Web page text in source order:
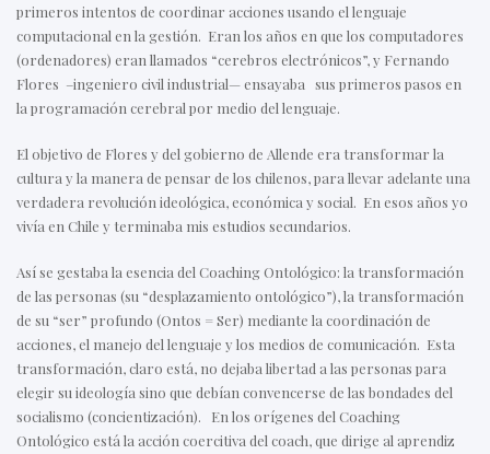
primeros intentos de coordinar acciones usando el lenguaje
computacional en la gestión. Eran los años en que los computadores
(ordenadores) eran llamados “cerebros electrónicos”, y Fernando
Flores –ingeniero civil industrial— ensayaba sus primeros pasos en
la programación cerebral por medio del lenguaje.
El objetivo de Flores y del gobierno de Allende era transformar la
cultura y la manera de pensar de los chilenos, para llevar adelante una
verdadera revolución ideológica, económica y social. En esos años yo
vivía en Chile y terminaba mis estudios secundarios.
Así se gestaba la esencia del Coaching Ontológico: la transformación
de las personas (su “desplazamiento ontológico”), la transformación
de su “ser” profundo (Ontos = Ser) mediante la coordinación de
acciones, el manejo del lenguaje y los medios de comunicación. Esta
transformación, claro está, no dejaba libertad a las personas para
elegir su ideología sino que debían convencerse de las bondades del
socialismo (concientización). En los orígenes del Coaching
Ontológico está la acción coercitiva del coach, que dirige al aprendiz